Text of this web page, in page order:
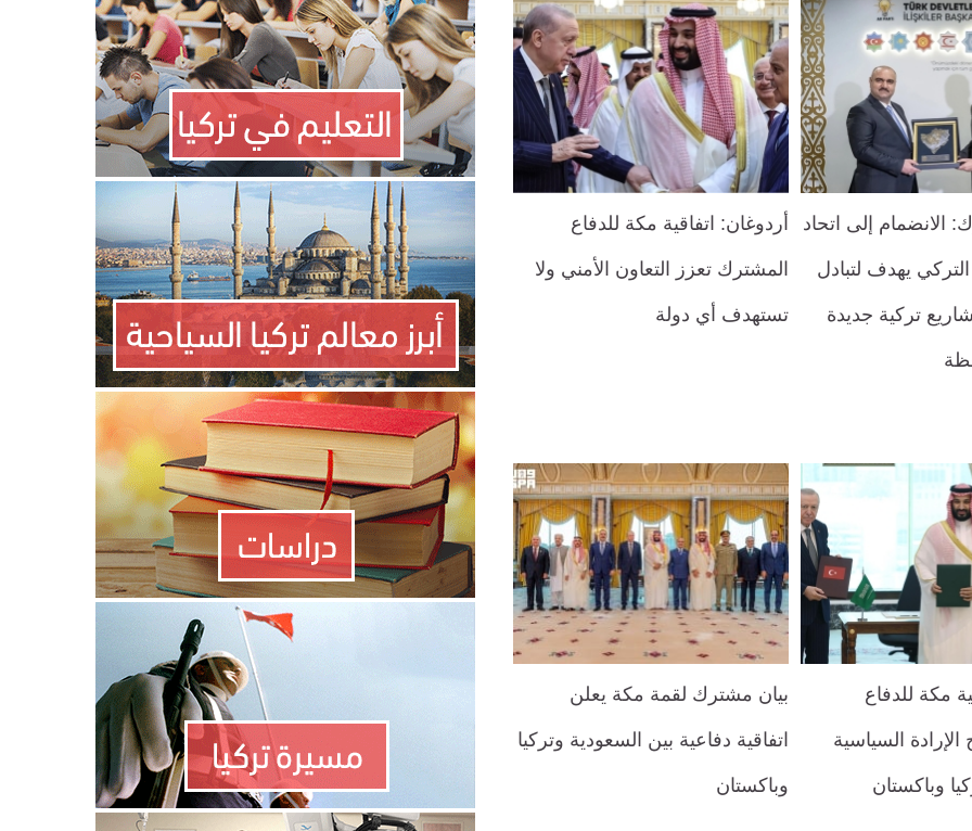
الانضمام إلى اتحاد
التركي يهدف لتبادل
تركية جديدة
أردوغان: اتفاقية مكة للدفاع
المشترك تعزز التعاون الأمني ولا
تستهدف أي دولة
مكة للدفاع
السياسية
وباكستان
بيان مشترك لقمة مكة يعلن
اتفاقية دفاعية بين السعودية وتركيا
وباكستان